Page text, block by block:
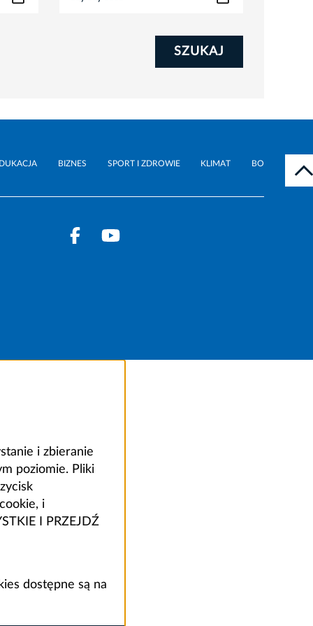
SZUKAJ
BIZNES SPORT I ZDROWIE KLIMAT BO
i zbieranie
poziomie. Pliki
i
I PRZEJDŹ
dostępne są na